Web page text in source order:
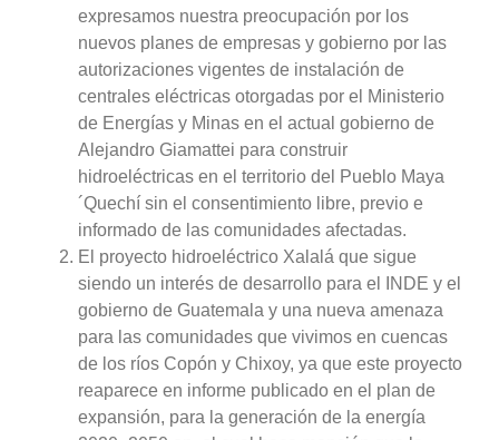
expresamos nuestra preocupación por los
nuevos planes de empresas y gobierno por las
autorizaciones vigentes de instalación de
centrales eléctricas otorgadas por el Ministerio
de Energías y Minas en el actual gobierno de
Alejandro Giamattei para construir
hidroeléctricas en el territorio del Pueblo Maya
´Quechí sin el consentimiento libre, previo e
informado de las comunidades afectadas.
El proyecto hidroeléctrico Xalalá que sigue
siendo un interés de desarrollo para el INDE y el
gobierno de Guatemala y una nueva amenaza
para las comunidades que vivimos en cuencas
de los ríos Copón y Chixoy, ya que este proyecto
reaparece en informe publicado en el plan de
expansión, para la generación de la energía